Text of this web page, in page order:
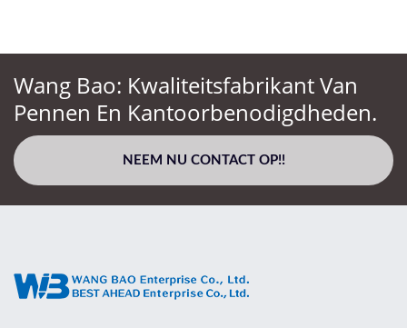
Wang Bao: Kwaliteitsfabrikant Van
Pennen En Kantoorbenodigdheden.
NEEM NU CONTACT OP!!